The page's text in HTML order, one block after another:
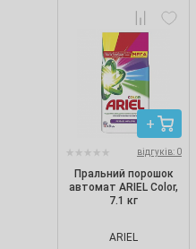
відгуків: 0
Пральний порошок
автомат ARIEL Color,
7.1 кг
ARIEL